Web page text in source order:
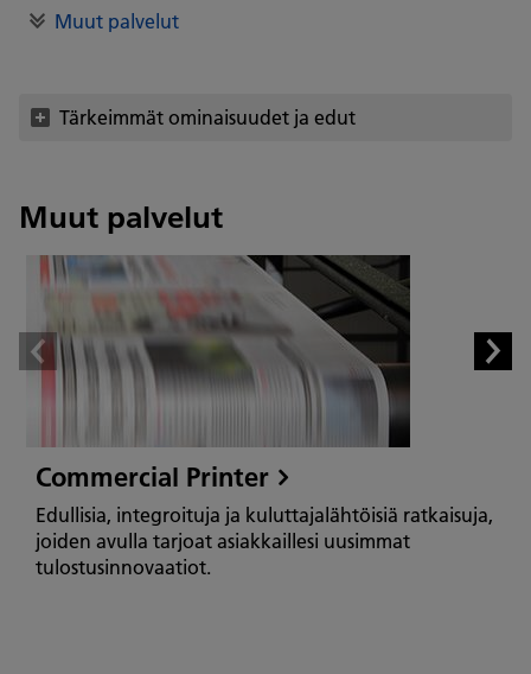
Muut palvelut
Tärkeimmät ominaisuudet ja edut
Muut palvelut
Commercial Printer
Edullisia, integroituja ja kuluttajalähtöisiä ratkaisuja,
joiden avulla tarjoat asiakkaillesi uusimmat
tulostusinnovaatiot.